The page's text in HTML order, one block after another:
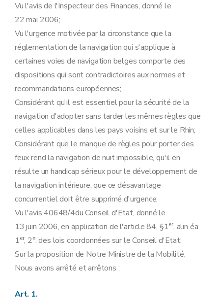
Vu l'avis de l'Inspecteur des Finances, donné le
22 mai 2006;
Vu l'urgence motivée par la circonstance que la
réglementation de la navigation qui s'applique à
certaines voies de navigation belges comporte des
dispositions qui sont contradictoires aux normes et
recommandations européennes;
Considérant qu'il est essentiel pour la sécurité de la
navigation d'adopter sans tarder les mêmes règles que
celles applicables dans les pays voisins et sur le Rhin;
Considérant que le manque de règles pour porter des
feux rend la navigation de nuit impossible, qu'il en
résulte un handicap sérieux pour le développement de
la navigation intérieure, que ce désavantage
concurrentiel doit être supprimé d'urgence;
Vu l'avis 40648/4du Conseil d'Etat, donné le
13 juin 2006, en application de l'article 84, §1er, alin éa
1er, 2°, des lois coordonnées sur le Conseil d'Etat;
Sur la proposition de Notre Ministre de la Mobilité,
Nous avons arrêté et arrêtons :
Art. 1.